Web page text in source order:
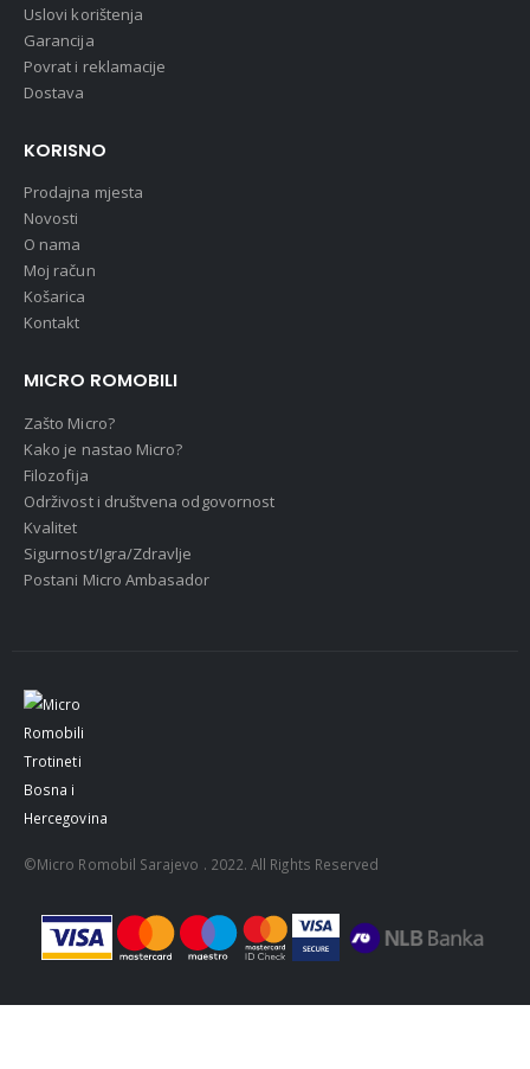
Uslovi korištenja
Garancija
Povrat i reklamacije
Dostava
KORISNO
Prodajna mjesta
Novosti
O nama
Moj račun
Košarica
Kontakt
MICRO ROMOBILI
Zašto Micro?
Kako je nastao Micro?
Filozofija
Održivost i društvena odgovornost
Kvalitet
Sigurnost/Igra/Zdravlje
Postani Micro Ambasador
©Micro Romobil Sarajevo . 2022. All Rights Reserved